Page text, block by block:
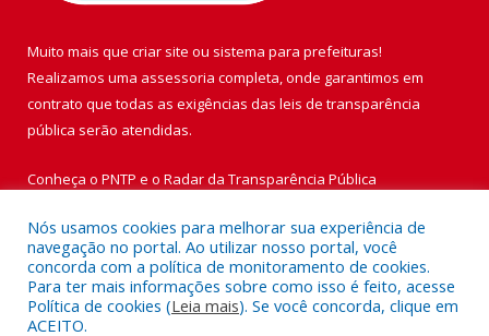
Muito mais que criar site ou sistema para prefeituras!
Realizamos uma assessoria completa, onde garantimos em
contrato que todas as exigências das leis de transparência
pública serão atendidas.
Conheça o PNTP e o Radar da Transparência Pública
Todos os direitos reservados a Prefeitura Municipal de Vigia de
Nazaré.
Nós usamos cookies para melhorar sua experiência de
navegação no portal. Ao utilizar nosso portal, você
concorda com a política de monitoramento de cookies.
Para ter mais informações sobre como isso é feito, acesse
Política de cookies (Leia mais). Se você concorda, clique em
ACEITO.